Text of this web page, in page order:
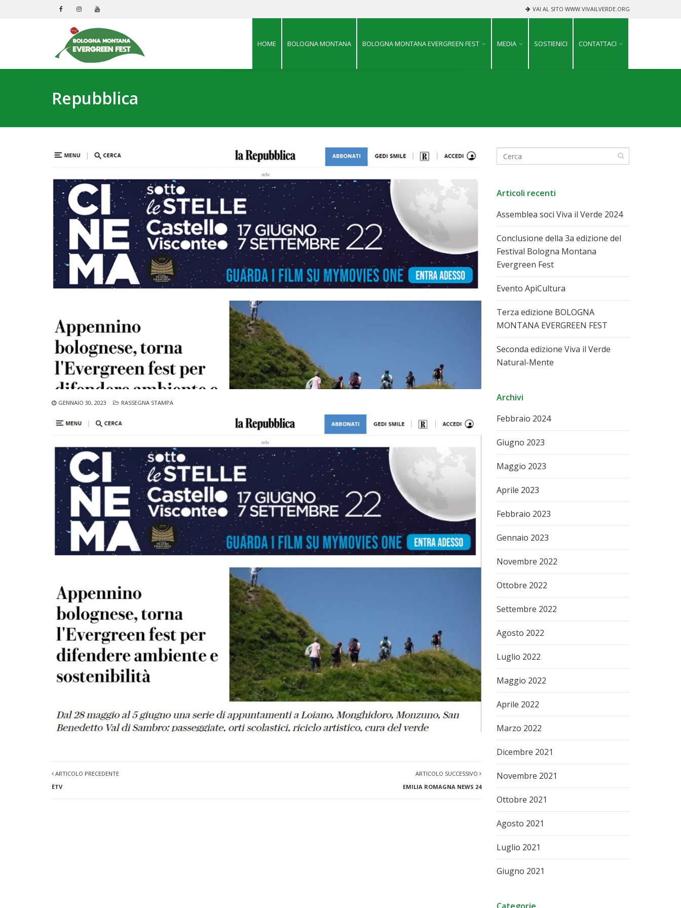
VAI AL SITO WWW.VIVAILVERDE.ORG
HOME BOLOGNA MONTANA BOLOGNA MONTANA EVERGREEN FEST MEDIA SOSTIENICI CONTATTACI
Repubblica
GENNAIO 30, 2023 RASSEGNA STAMPA
ARTICOLO PRECEDENTE
ÈTV
ARTICOLO SUCCESSIVO
EMILIA ROMAGNA NEWS 24
Articoli recenti
Assemblea soci Viva il Verde 2024
Conclusione della 3a edizione del
Festival Bologna Montana
Evergreen Fest
Evento ApiCultura
Terza edizione BOLOGNA
MONTANA EVERGREEN FEST
Seconda edizione Viva il Verde
Natural-Mente
Archivi
Febbraio 2024
Giugno 2023
Maggio 2023
Aprile 2023
Febbraio 2023
Gennaio 2023
Novembre 2022
Ottobre 2022
Settembre 2022
Agosto 2022
Luglio 2022
Maggio 2022
Aprile 2022
Marzo 2022
Dicembre 2021
Novembre 2021
Ottobre 2021
Agosto 2021
Luglio 2021
Giugno 2021